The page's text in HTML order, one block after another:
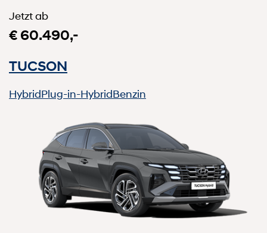
Jetzt ab
€ 60.490,-
TUCSON
HybridPlug-in-HybridBenzin